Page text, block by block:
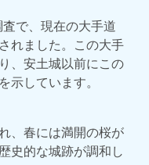
で、現在の大手道
れました。この大手
、安土城以前にこの
示しています。
、春には満開の桜が
史的な城跡が調和し